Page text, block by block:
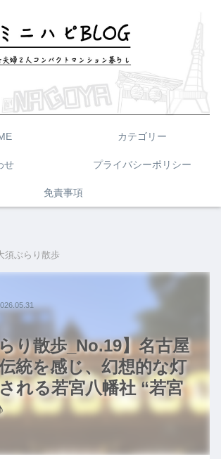
カテゴリー
せ プライバシーポリシー
免責事項
須ぶらり散歩
り散歩_No.19】名古屋
統を感じ、幻想的な灯
れる若宮八幡社 “若宮